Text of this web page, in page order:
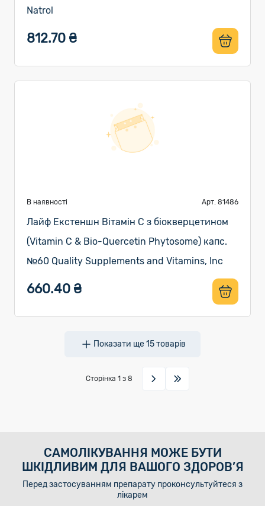
Natrol
812.70 ₴
В наявності Арт. 81486
Лайф Екстеншн Вітамін C з біокверцетином
(Vitamin C & Bio-Quercetin Phytosome) капс.
№60 Quality Supplements and Vitamins, Inc
660.40 ₴
Показати ще15товарів
Сторінка 1 з 8
САМОЛІКУВАННЯ МОЖЕ БУТИ
ШКІДЛИВИМ ДЛЯ ВАШОГО ЗДОРОВ’Я
Перед застосуванням препарату проконсультуйтеся з
лікарем